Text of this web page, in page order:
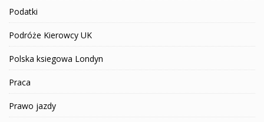
Podatki
Podróże Kierowcy UK
Polska ksiegowa Londyn
Praca
Prawo jazdy